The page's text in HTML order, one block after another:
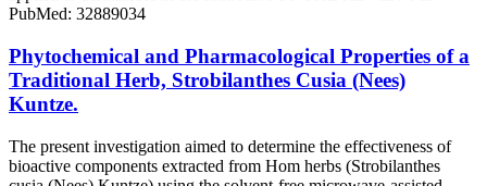
PubMed: 32889034
Phytochemical and Pharmacological Properties of a
Traditional Herb, Strobilanthes Cusia (Nees)
Kuntze.
The present investigation aimed to determine the effectiveness of
bioactive components extracted from Hom herbs (Strobilanthes